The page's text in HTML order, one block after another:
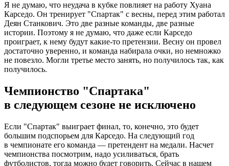
Я не думаю, что неудача в кубке повлияет на работу Хуана
Карседо. Он тренирует "Спартак" с весны, перед этим работал
Деян Станкович. Это две разные команды, две разные
истории. Поэтому я не думаю, что даже если Карседо
проиграет, к нему будут какие-то претензии. Весну он провел
достаточно уверенно, и команда набирала очки, но немножко
не повезло. Могли третье место занять, но получилось так, как
получилось.
Чемпионство "Спартака"
в следующем сезоне не исключено
Если "Спартак" выиграет финал, то, конечно, это будет
большим подспорьем для Карседо. На следующий год
в чемпионате его команда — претендент на медали. Насчет
чемпионства посмотрим, надо усиливаться, брать
футболистов, тогда можно будет говорить. Сейчас в нашем